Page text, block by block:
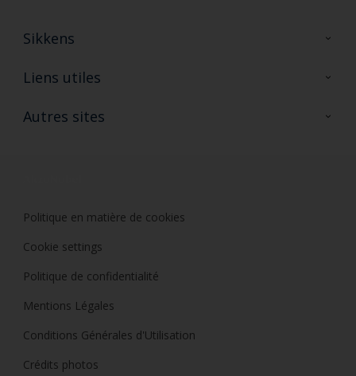
Sikkens
A propos de Sikkens
Liens utiles
Ouvrir un magasin PASS
Autres sites
Politique en matière de cookies
Cookie settings
Politique de confidentialité
Mentions Légales
Conditions Générales d'Utilisation
Crédits photos